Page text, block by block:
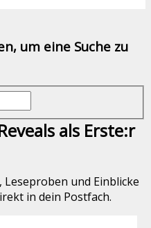
um eine Suche zu
als Erste:r
Leseproben und Einblicke
in dein Postfach.